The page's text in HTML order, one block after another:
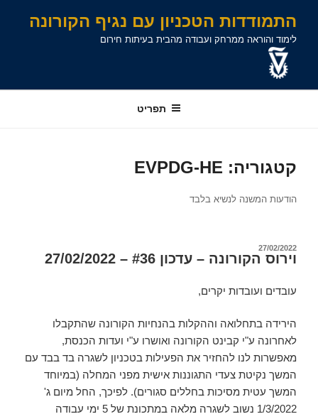
לתוכן
לניווט
לתוכןהתמודדות הטכניון עם נגיף הקורונה
לימוד והוראה ממרחק ועבודה מהבית בעיתות חירום
תפריט
קטגוריה: EVPDG-HE
הודעות המשנה לנשיא בלבד
פורסם
27/02/2022
וירוס הקורונה – עדכון #36 – 27/02/2022
עובדים ועובדות יקרים,
הירידה בתחלואה וההקלות בהנחיות הקורונה שהתקבלו
לאחרונה ע"י קבינט הקורונה ואושרו ע"י ועדות הכנסת,
מאפשרות לנו להחזיר את הפעילות בטכניון לשגרה בד בבד עם
המשך נקיטת צעדי התגוננות אישית מפני המחלה (במיוחד
המשך עטית מסיכות בחללים סגורים). לפיכך, החל מיום ג'
1/3/2022 נשוב לשגרה מלאה במתכונת של 5 ימי עבודה